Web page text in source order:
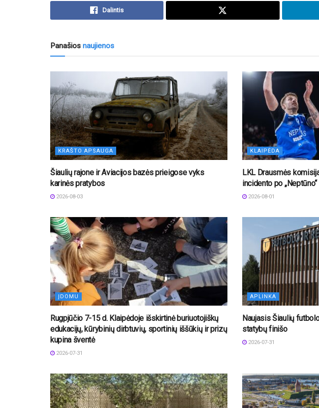
Dalintis
Panašios naujienos
KRAŠTO APSAUGA
Šiaulių rajone ir Aviacijos bazės prieigose vyks
karinės pratybos
2026-08-03
KLAIPĖDA
LKL Drausmės
incidento po
2026-08-01
ĮDOMU
Rugpjūčio 7-15 d. Klaipėdoje išskirtinė buriuotojiškų
edukacijų, kūrybinių dirbtuvių, sportinių iššūkių ir prizų
kupina šventė
2026-07-31
APLINKA
Naujasis Šiaulių
statybų finišo
2026-07-31